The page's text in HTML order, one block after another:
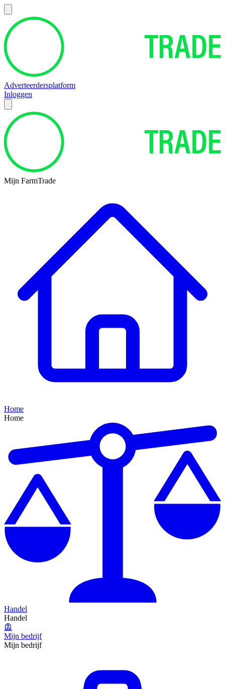
Adverteerdersplatform
Inloggen
Mijn FarmTrade
Home
Home
Handel
Handel
Mijn bedrijf
Mijn bedrijf